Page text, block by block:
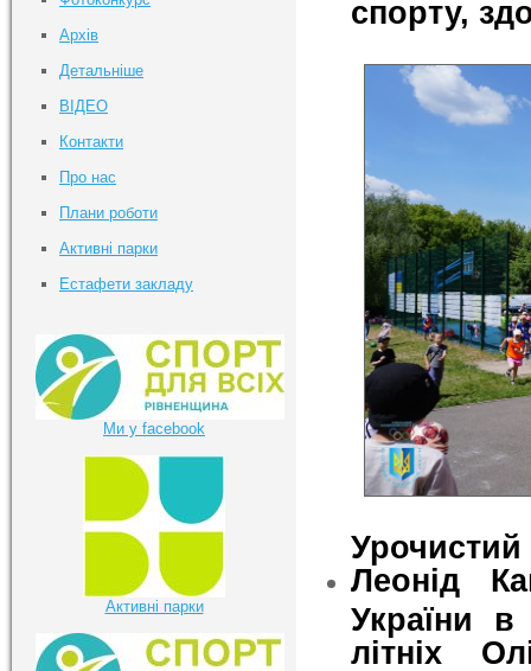
спорту,
Урочистий
Леонід
України в
літніх
Архів
Детальніше
ВІДЕО
Контакти
Про нас
Плани роботи
Активні парки
Естафети закладу
Ми у facebook
Активні парки